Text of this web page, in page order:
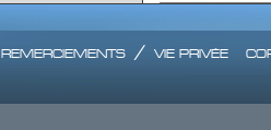
remerciements / vie privée